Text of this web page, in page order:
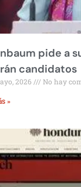
pide a
candidatos
2026 No hay
»